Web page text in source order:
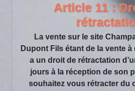
Article 11 :
La vente sur le site
Dupont Fils étant de la vente
a un droit de rétractation
jours à la réception de son
souhaitez vous rétracter du